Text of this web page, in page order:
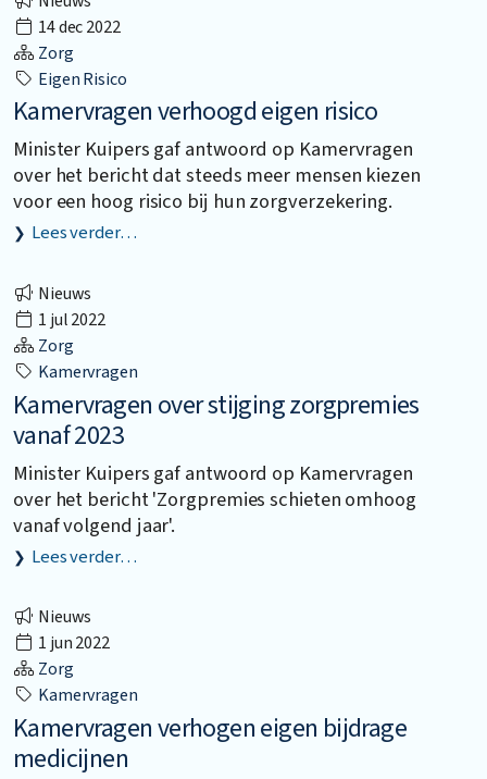
14 dec 2022
Zorg
Eigen Risico
Kamervragen verhoogd eigen risico
Minister Kuipers gaf antwoord op Kamervragen
over het bericht dat steeds meer mensen kiezen
voor een hoog risico bij hun zorgverzekering.
Lees verder…
Nieuws
1 jul 2022
Zorg
Kamervragen
Kamervragen over stijging zorgpremies
vanaf 2023
Minister Kuipers gaf antwoord op Kamervragen
over het bericht 'Zorgpremies schieten omhoog
vanaf volgend jaar'.
Lees verder…
Nieuws
1 jun 2022
Zorg
Kamervragen
Kamervragen verhogen eigen bijdrage
medicijnen